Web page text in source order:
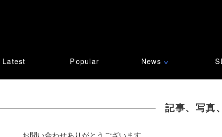
Latest Popular News ∨
記事、写真